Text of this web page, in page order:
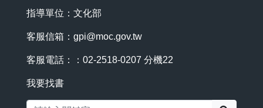
指導單位：文化部
客服信箱： gpi@moc.gov.tw
客服電話：：02-2518-0207 分機22
我要找書